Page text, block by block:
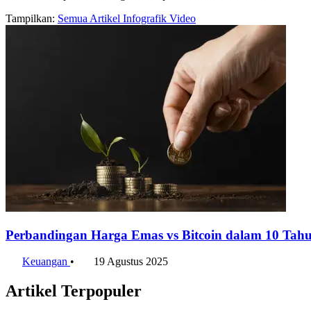
Tampilkan: Semua Artikel Infografik Video
Perbandingan Harga Emas vs Bitcoin dalam 10
Keuangan • 19 Agustus 2025
Artikel Terpopuler